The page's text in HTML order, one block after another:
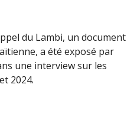
du Lambi, un document
a été exposé par
une interview sur les
2024.